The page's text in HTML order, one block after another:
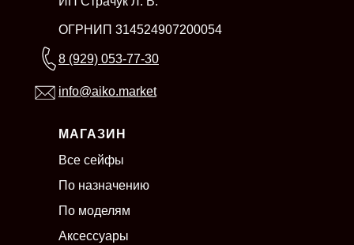
МАГАЗИН
Все сейфы
По назначению
По моделям
Аксессуары
ОГРНИП 314524907200054
8 (929) 053-77-30
info@aiko.market